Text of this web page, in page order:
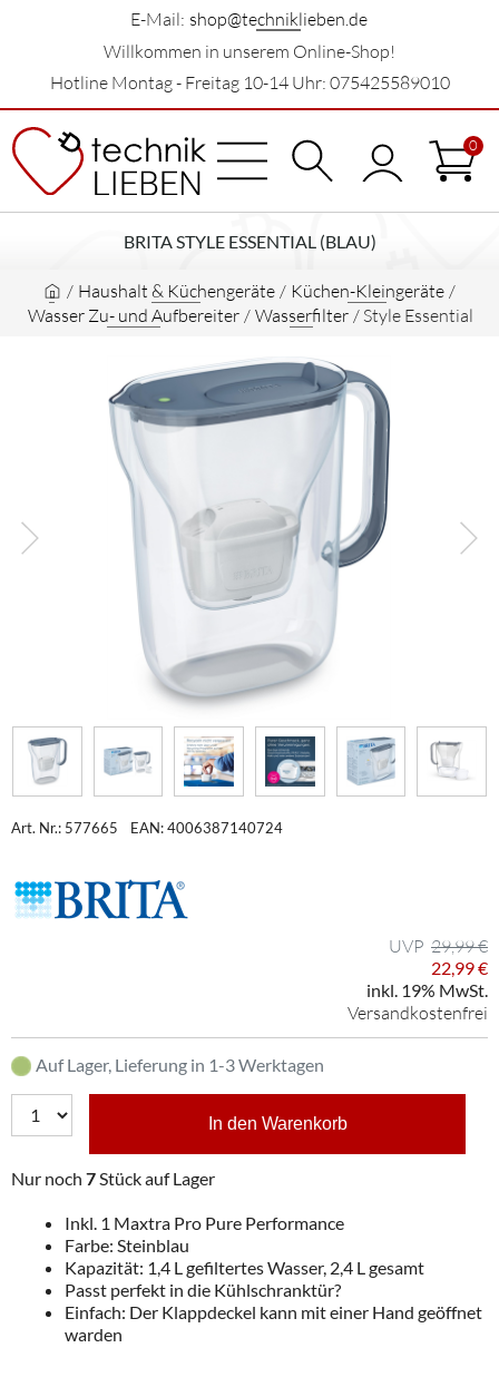
E-Mail: shop@techniklieben.de
Willkommen in unserem Online-Shop!
Hotline Montag - Freitag 10-14 Uhr: 075425589010
0
BRITA STYLE ESSENTIAL (BLAU)
/ Haushalt & Küchengeräte / Küchen-Kleingeräte /
Wasser Zu- und Aufbereiter / Wasserfilter / Style Essential
Art. Nr.: 577665 EAN: 4006387140724
29,99 €
22,99 €
inkl. 19% MwSt.
Versandkostenfrei
Auf Lager, Lieferung in 1-3 Werktagen
In den Warenkorb
Nur noch 7Stück auf Lager
Inkl. 1 Maxtra Pro Pure Performance
Farbe: Steinblau
Kapazität: 1,4 L gefiltertes Wasser, 2,4 L gesamt
Passt perfekt in die Kühlschranktür?
Einfach: Der Klappdeckel kann mit einer Hand geöffnet
warden